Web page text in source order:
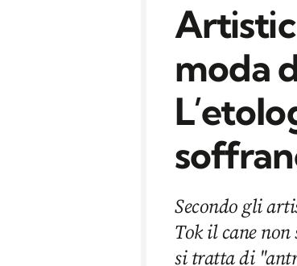
Artistic
moda
Secondo gli
Tok il cane
si tratta di